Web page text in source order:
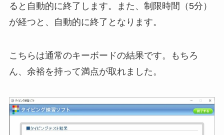
ると自動的に終了します。また、制限時間（5分）
が経つと、自動的に終了となります。
こちらは通常のキーボードの結果です。もちろ
ん、余裕を持って満点が取れました。